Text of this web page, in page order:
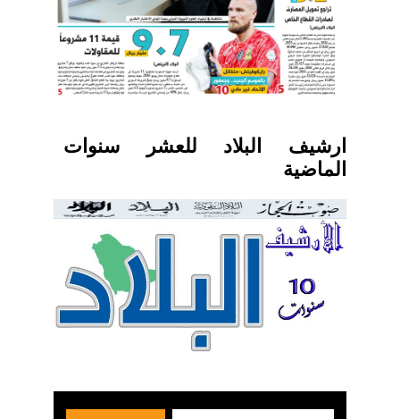
ارشيف البلاد للعشر سنوات
الماضية